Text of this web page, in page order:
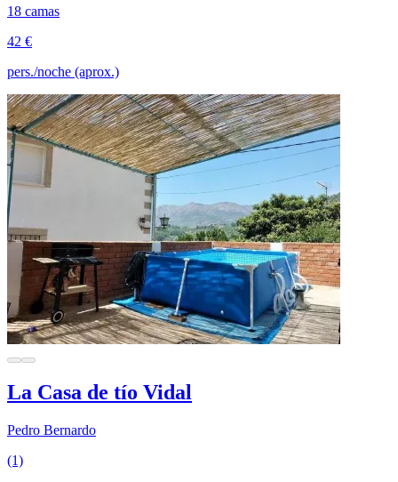
18 camas
42 €
pers./noche (aprox.)
La Casa de tío Vidal
Pedro Bernardo
(1)